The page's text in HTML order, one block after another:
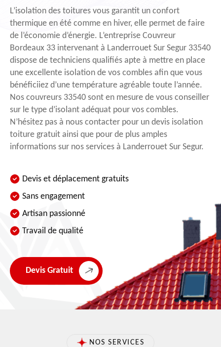
L’isolation des toitures vous garantit un confort
thermique en été comme en hiver, elle permet de faire
de l’économie d’énergie. L’entreprise Couvreur
Bordeaux 33 intervenant à Landerrouet Sur Segur 33540
dispose de techniciens qualifiés apte à mettre en place
une excellente isolation de vos combles afin que vous
bénéficiiez d’une température agréable toute l’année.
Nos couvreurs 33540 sont en mesure de vous conseiller
sur le type d’isolant adéquat pour vos combles.
N’hésitez pas à nous contacter pour un devis isolation
toiture gratuit ainsi que pour de plus amples
informations sur nos services à Landerrouet Sur Segur.
Devis et déplacement gratuits
Sans engagement
Artisan passionné
Travail de qualité
Devis Gratuit
NOS SERVICES